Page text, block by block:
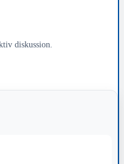
diskussion.